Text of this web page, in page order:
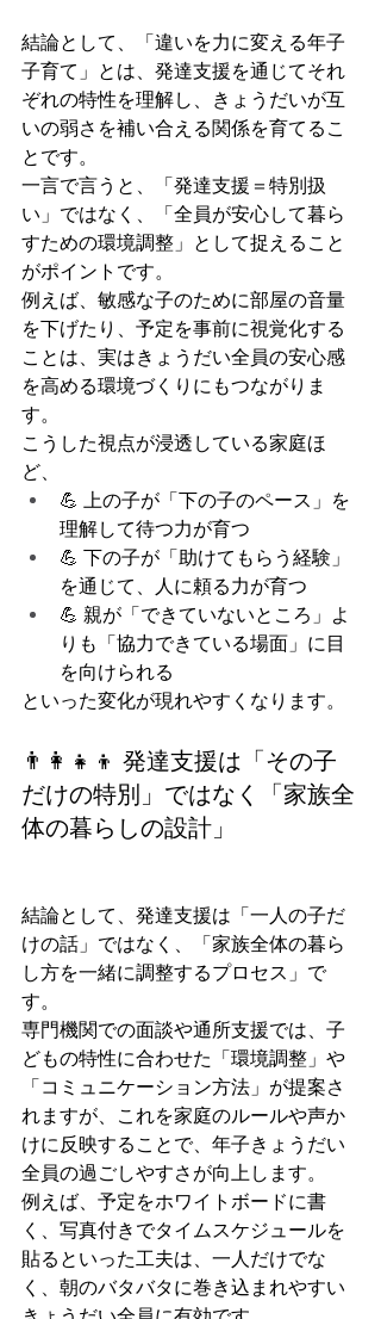
結論として、「違いを力に変える年子
子育て」とは、発達支援を通じてそれ
ぞれの特性を理解し、きょうだいが互
いの弱さを補い合える関係を育てるこ
とです。
一言で言うと、「発達支援＝特別扱
い」ではなく、「全員が安心して暮ら
すための環境調整」として捉えること
がポイントです。
例えば、敏感な子のために部屋の音量
を下げたり、予定を事前に視覚化する
ことは、実はきょうだい全員の安心感
を高める環境づくりにもつながりま
す。
こうした視点が浸透している家庭ほ
ど、
💪 上の子が「下の子のペース」を
理解して待つ力が育つ
💪 下の子が「助けてもらう経験」
を通じて、人に頼る力が育つ
💪 親が「できていないところ」よ
りも「協力できている場面」に目
を向けられる
といった変化が現れやすくなります。
👨‍👩‍👧‍👦 発達支援は「その子
だけの特別」ではなく「家族全
体の暮らしの設計」
結論として、発達支援は「一人の子だ
けの話」ではなく、「家族全体の暮ら
し方を一緒に調整するプロセス」で
す。
専門機関での面談や通所支援では、子
どもの特性に合わせた「環境調整」や
「コミュニケーション方法」が提案さ
れますが、これを家庭のルールや声か
けに反映することで、年子きょうだい
全員の過ごしやすさが向上します。
例えば、予定をホワイトボードに書
く、写真付きでタイムスケジュールを
貼るといった工夫は、一人だけでな
く、朝のバタバタに巻き込まれやすい